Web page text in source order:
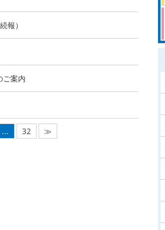
報）
ご案内
… 32 ≫